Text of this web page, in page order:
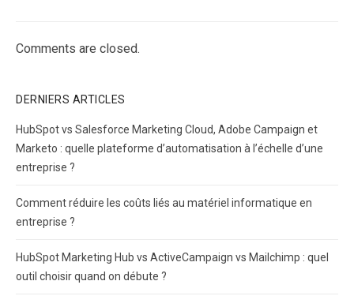
Comments are closed.
DERNIERS ARTICLES
HubSpot vs Salesforce Marketing Cloud, Adobe Campaign et
Marketo : quelle plateforme d’automatisation à l’échelle d’une
entreprise ?
Comment réduire les coûts liés au matériel informatique en
entreprise ?
HubSpot Marketing Hub vs ActiveCampaign vs Mailchimp : quel
outil choisir quand on débute ?